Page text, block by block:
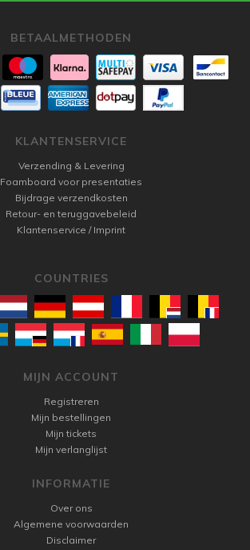
BETAALMETHODEN
KLANTENSERVICE
Verzending & Levering
Foamboard voor presentaties
Bijdrage verzendkosten
Retour- en teruggavebeleid
Klantenservice / Imprint
COUNTRIES
MIJN ACCOUNT
Registreren
Mijn bestellingen
Mijn tickets
Mijn verlanglijst
INFORMATIE
Over ons
Algemene voorwaarden
Disclaimer